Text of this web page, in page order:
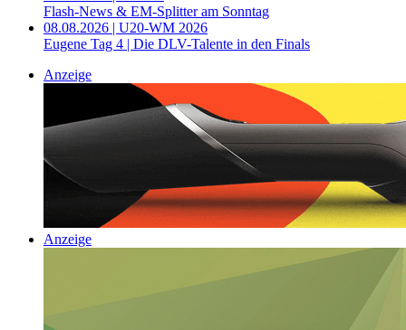
Flash-News & EM-Splitter am Sonntag
08.08.2026 | U20-WM 2026
Eugene Tag 4 | Die DLV-Talente in den Finals
Anzeige
Anzeige